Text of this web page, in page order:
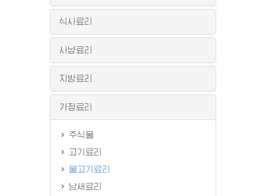
식사료리
사냥료리
지방료리
가정료리
주식물
고기료리
물고기료리
남새료리